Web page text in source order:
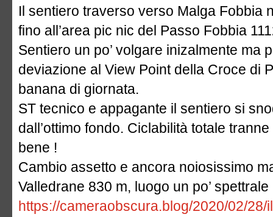
Il sentiero traverso verso Malga Fobbia
fino all’area pic nic del Passo Fobbia
Sentiero un po’ volgare inizalmente ma
deviazione al View Point della Croce di
banana di giornata.
ST tecnico e appagante il sentiero si
dall’ottimo fondo. Ciclabilità totale
bene !
Cambio assetto e ancora noiosissimo
Valledrane 830 m, luogo un po’
https://cameraobscura.blog/2020/02/